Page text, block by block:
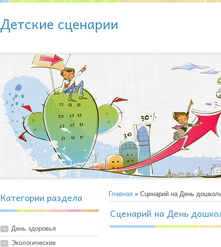
Детские сценарии
Категории раздела
День здоровья
Экологические
Главная » Сценарий на День
Сценарий на День